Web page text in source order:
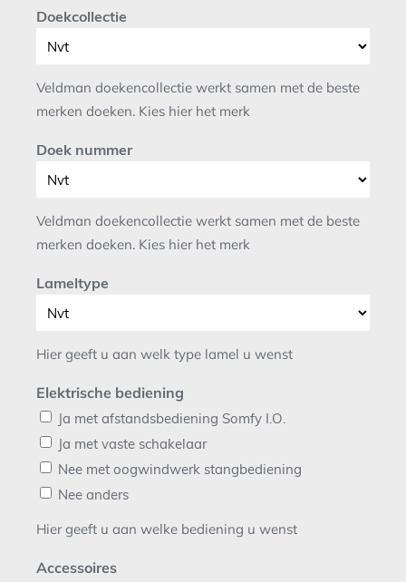
Doekcollectie
Veldman doekencollectie werkt samen met de beste
merken doeken. Kies hier het merk
Doek nummer
Veldman doekencollectie werkt samen met de beste
merken doeken. Kies hier het merk
Lameltype
Hier geeft u aan welk type lamel u wenst
Elektrische bediening
Ja met afstandsbediening Somfy I.O.
Ja met vaste schakelaar
Nee met oogwindwerk stangbediening
Nee anders
Hier geeft u aan welke bediening u wenst
Accessoires